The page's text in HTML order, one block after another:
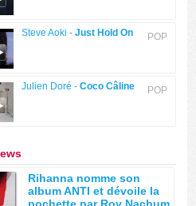
POP
Steve Aoki - Just Hold On
POP
Julien Doré - Coco Câline
Rihanna nomme son
album ANTI et dévoile la